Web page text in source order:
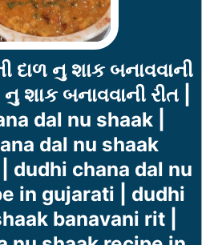
દાળ નુ શાક બનાવવાની
શાક બનાવવાની રીત |
dal nu shaak |
dal nu shaak
dudhi chana dal nu
in gujarati | dudhi
banavani rit |